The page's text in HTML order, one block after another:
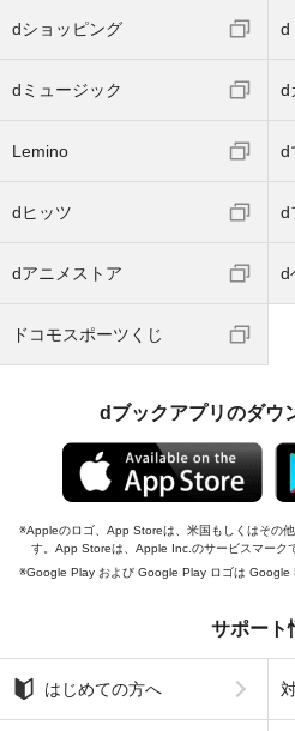
dショッピング d
dミュージック d
Lemino d
dヒッツ d
dアニメストア d
ドコモスポーツくじ
dブックアプリのダウ
Appleのロゴ、App Storeは、米国もしくはその
す。App Storeは、Apple Inc.のサービスマーク
Google Play および Google Play ロゴは Google
サポート
はじめての方へ